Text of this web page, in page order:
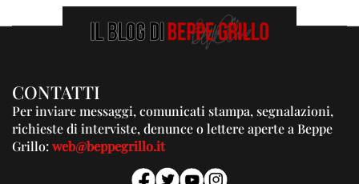
CONTATTI
Per inviare messaggi, comunicati stampa, segnalazioni,
richieste di interviste, denunce o lettere aperte a Beppe
Grillo:web@beppegrillo.it